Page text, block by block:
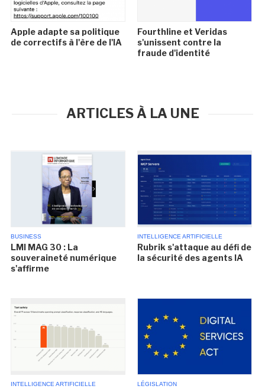
Apple adapte sa politique
de correctifs à l'ère de l'IA
Fourthline et Veridas
s'unissent contre la
fraude d'identité
ARTICLES À LA UNE
BUSINESS
LMI MAG 30 : La
souveraineté numérique
s'affirme
INTELLIGENCE ARTIFICIELLE
Rubrik s'attaque au défi de
la sécurité des agents IA
INTELLIGENCE ARTIFICIELLE LÉGISLATION